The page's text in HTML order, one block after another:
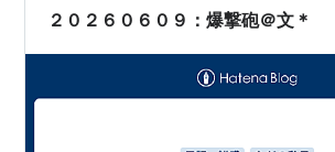
ヒルズ 「週刊誌、全く信用せず」 高市首
２０２６０６０９：爆撃砲＠文＊